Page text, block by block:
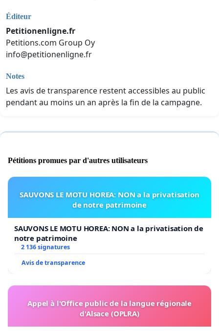
Éditeur
Petitionenligne.fr
Petitions.com Group Oy
info@petitionenligne.fr
Notes
Les avis de transparence restent accessibles au public
pendant au moins un an après la fin de la campagne.
Pétitions promues par d'autres utilisateurs
SAUVONS LE MOTU HOREA: NON a la privatisation
de notre patrimoine
SAUVONS LE MOTU HOREA: NON a la privatisation de
notre patrimoine
2 136 signatures
Avis de transparence
Appel à l'Office public de la langue régionale
d'Alsace (OPLRA)